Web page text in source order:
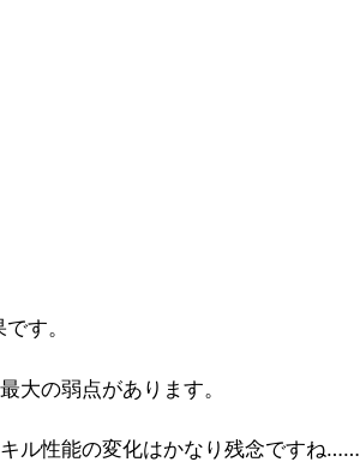
す。
大の弱点があります。
ル性能の変化はかなり残念ですね……